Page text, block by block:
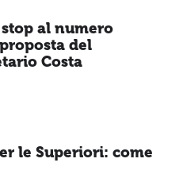
al numero
del
Costa
le Superiori: come